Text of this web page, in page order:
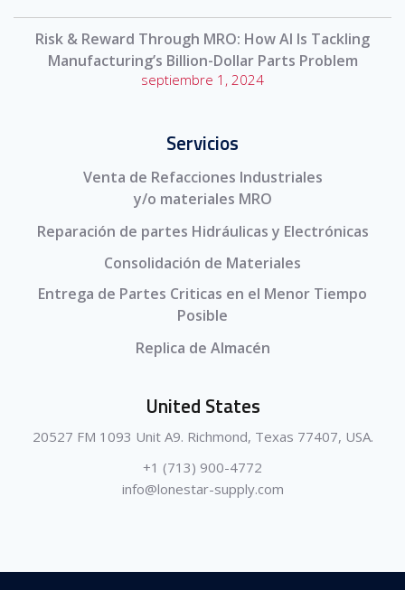
Risk & Reward Through MRO: How AI Is Tackling
Manufacturing’s Billion-Dollar Parts Problem
septiembre 1, 2024
Servicios
Venta de Refacciones Industriales
y/o materiales MRO
Reparación de partes Hidráulicas y Electrónicas
Consolidación de Materiales
Entrega de Partes Criticas en el Menor Tiempo
Posible
Replica de Almacén
United States
20527 FM 1093 Unit A9. Richmond, Texas 77407, USA.
+1 (713) 900-4772
info@lonestar-supply.com